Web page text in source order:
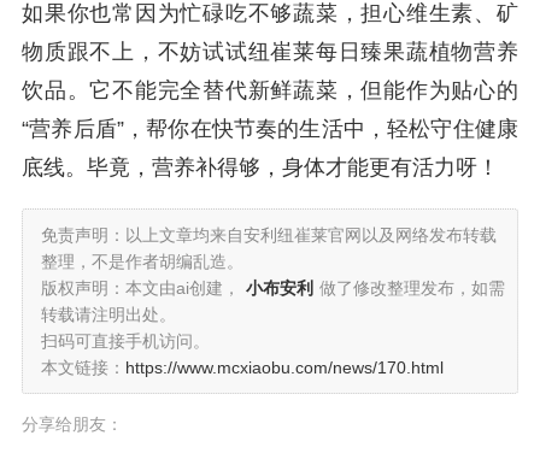
如果你也常因为忙碌吃不够蔬菜，担心维生素、矿
物质跟不上，不妨试试纽崔莱每日臻果蔬植物营养
饮品。它不能完全替代新鲜蔬菜，但能作为贴心的
“营养后盾”，帮你在快节奏的生活中，轻松守住健康
底线。毕竟，营养补得够，身体才能更有活力呀！
免责声明：以上文章均来自安利纽崔莱官网以及网络发布转载
整理，不是作者胡编乱造。
版权声明：本文由ai创建，
小布安利 做了修改整理发布，如需
转载请注明出处。
扫码可直接手机访问。
本文链接： https://www.mcxiaobu.com/news/170.html
分享给朋友：